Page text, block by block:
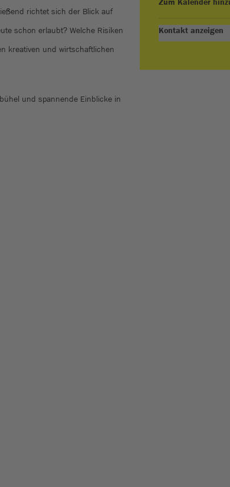
richtet sich der Blick auf
schon erlaubt? Welche Risiken
kreativen und wirtschaftlichen
und spannende Einblicke in
Zum Kalender
Kontakt anzeigen